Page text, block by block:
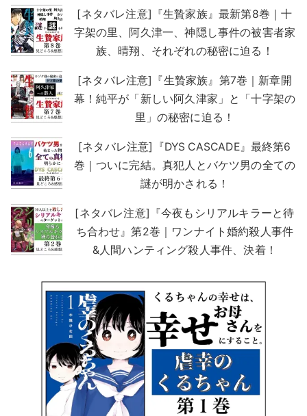
[ネタバレ注意]『生贄家族』最新第8巻｜十
字架の里、阿久津一、神隠し事件の被害者家
族、晴翔、それぞれの秘密に迫る！
[ネタバレ注意]『生贄家族』第7巻｜新章開
幕！純平が「新しい阿久津家」と「十字架の
里」の秘密に迫る！
[ネタバレ注意]『DYS CASCADE』最終第6
巻｜ついに完結。真犯人とバケツ男の全ての
謎が明かされる！
[ネタバレ注意]『今夜もシリアルキラーと待
ち合わせ』第2巻｜ワンナイト婚約殺人事件
&人間ハンティング殺人事件、決着！